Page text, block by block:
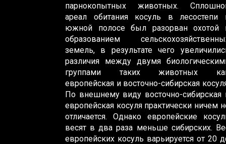
парнокопытных животных.
ареал обитания косуль в лесостепи
южной полосе был разорван охотой
образованием
земель, в результате чего
различия между двумя
группами таких животных
европейская и восточно-сибирская
По внешнему виду восточно-сибирская
европейская косуля практически ничем
отличается. Однако европейские
весят в два раза меньше сибирских.
европейских косуль варьируется от 20